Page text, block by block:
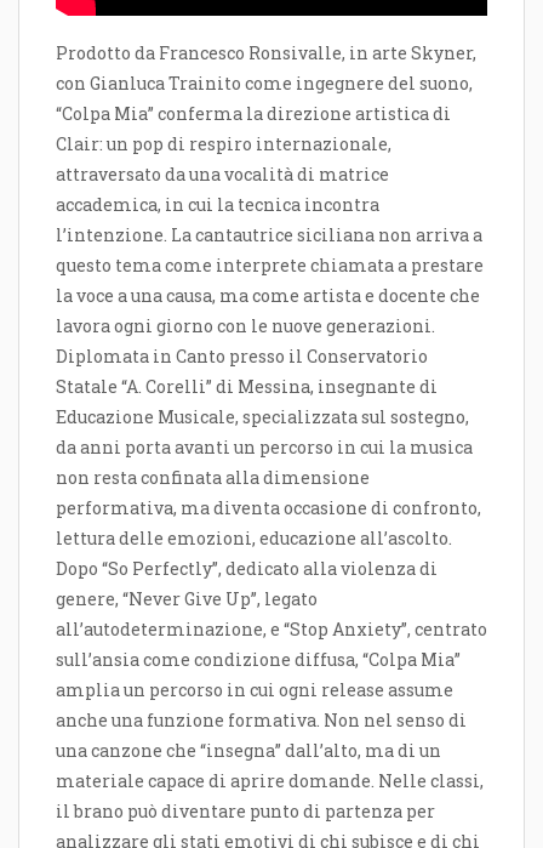
Prodotto da Francesco Ronsivalle, in arte Skyner,
con Gianluca Trainito come ingegnere del suono,
“Colpa Mia” conferma la direzione artistica di
Clair: un pop di respiro internazionale,
attraversato da una vocalità di matrice
accademica, in cui la tecnica incontra
l’intenzione. La cantautrice siciliana non arriva a
questo tema come interprete chiamata a prestare
la voce a una causa, ma come artista e docente che
lavora ogni giorno con le nuove generazioni.
Diplomata in Canto presso il Conservatorio
Statale “A. Corelli” di Messina, insegnante di
Educazione Musicale, specializzata sul sostegno,
da anni porta avanti un percorso in cui la musica
non resta confinata alla dimensione
performativa, ma diventa occasione di confronto,
lettura delle emozioni, educazione all’ascolto.
Dopo “So Perfectly”, dedicato alla violenza di
genere, “Never Give Up”, legato
all’autodeterminazione, e “Stop Anxiety”, centrato
sull’ansia come condizione diffusa, “Colpa Mia”
amplia un percorso in cui ogni release assume
anche una funzione formativa. Non nel senso di
una canzone che “insegna” dall’alto, ma di un
materiale capace di aprire domande. Nelle classi,
il brano può diventare punto di partenza per
analizzare gli stati emotivi di chi subisce e di chi